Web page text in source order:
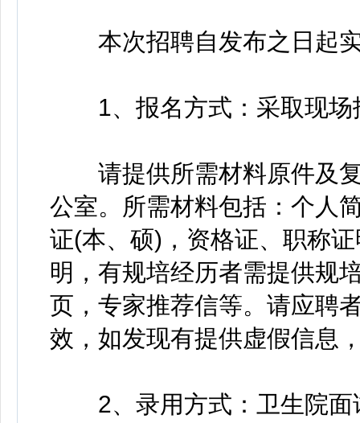
本次招聘自发布之日起
1、报名方式：采取现场
请提供所需材料原件及复
公室。所需材料包括：个人
证(本、硕)，资格证、职称
明，有规培经历者需提供规
页，专家推荐信等。请应聘
效，如发现有提供虚假信息
2、录用方式：卫生院面